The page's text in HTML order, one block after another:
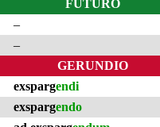
FUTURO
–
–
GERUNDIO
exspargendi
exspargendo